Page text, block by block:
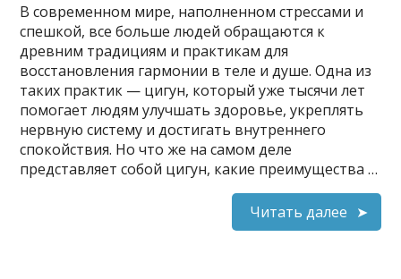
В современном мире, наполненном стрессами и
спешкой, все больше людей обращаются к
древним традициям и практикам для
восстановления гармонии в теле и душе. Одна из
таких практик — цигун, который уже тысячи лет
помогает людям улучшать здоровье, укреплять
нервную систему и достигать внутреннего
спокойствия. Но что же на самом деле
представляет собой цигун, какие преимущества …
Читать далее